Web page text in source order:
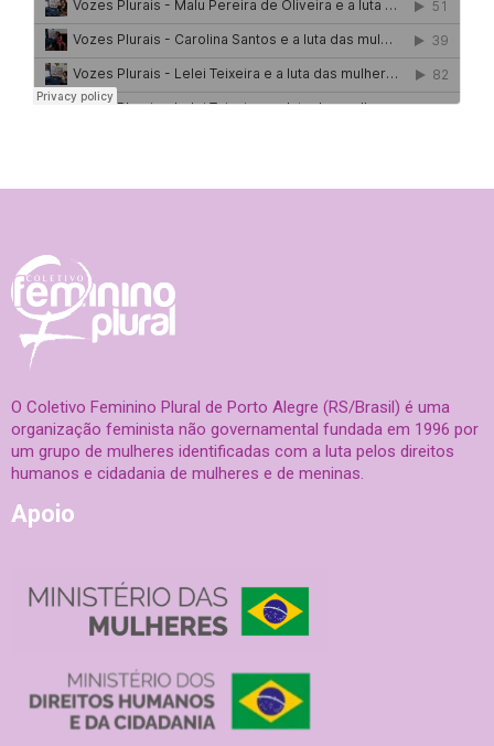
O Coletivo Feminino Plural de Porto Alegre (RS/Brasil) é uma
organização feminista não governamental fundada em 1996 por
um grupo de mulheres identificadas com a luta pelos direitos
humanos e cidadania de mulheres e de meninas.
Apoio